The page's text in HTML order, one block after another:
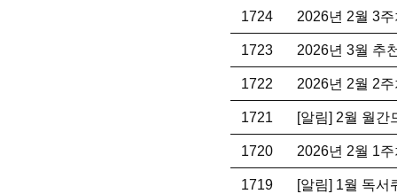
1724 2026년 2월 3
1723 2026년 3월 추
1722 2026년 2월 2
1721 [알림] 2월 월간
1720 2026년 2월 1
1719 [알림] 1월 독서